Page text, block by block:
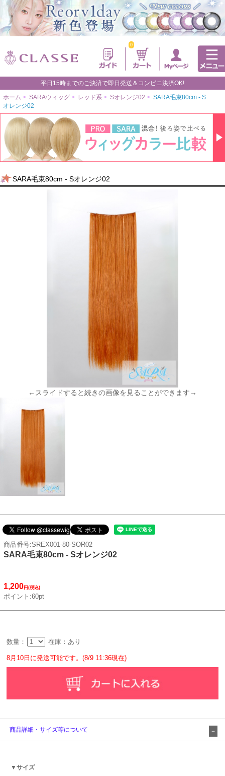
0
平日15時までのご決済で即日発送＆コンビニ決済OK!
ホーム > SARAウィッグ > レッド系 > Sオレンジ02 > SARA毛束80cm - S
オレンジ02
SARA毛束80cm - Sオレンジ02
←スライドすると続きの画像を見ることができます→
商品番号:SREX001-80-SOR02
SARA毛束80cm - Sオレンジ02
1,200円(税込)
ポイント:60pt
数量： 在庫：あり
8月10日に発送可能です。(8/9 11:36現在)
商品詳細・サイズ等について
▼サイズ